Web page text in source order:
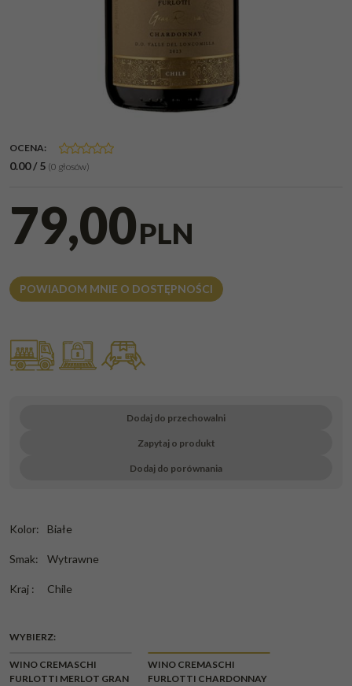
OCENA:
0.00/5 (0 głosów)
79,00PLN
POWIADOM MNIE O DOSTĘPNOŚCI
Dodaj do przechowalni
Zapytaj o produkt
Dodaj do porównania
Kolor: Białe
Smak: Wytrawne
Kraj : Chile
WYBIERZ:
WINO CREMASCHI
FURLOTTI MERLOT GRAN
CHWILOWY
BRAK
WINO CREMASCHI
FURLOTTI CHARDONNAY